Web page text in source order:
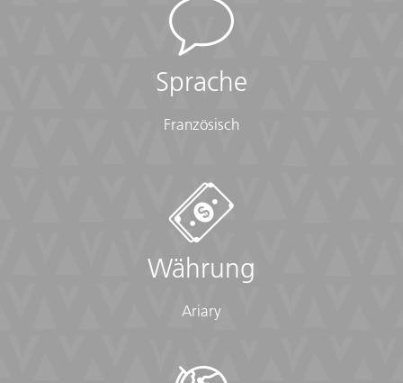
Sprache
Französisch
Währung
Ariary